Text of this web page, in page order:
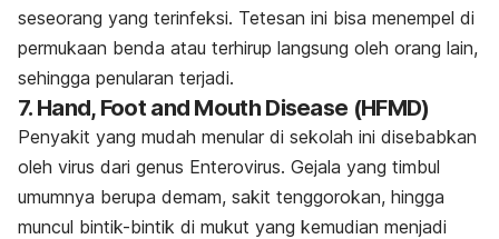
seseorang yang terinfeksi. Tetesan ini bisa menempel di
permukaan benda atau terhirup langsung oleh orang lain,
sehingga penularan terjadi.
7. Hand, Foot and Mouth Disease (HFMD)
Penyakit yang mudah menular di sekolah ini disebabkan
oleh virus dari genus Enterovirus. Gejala yang timbul
umumnya berupa demam, sakit tenggorokan, hingga
muncul bintik-bintik di mukut yang kemudian menjadi